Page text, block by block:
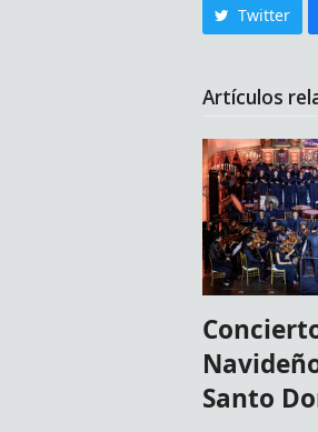
Twitter
Artículos
Santo